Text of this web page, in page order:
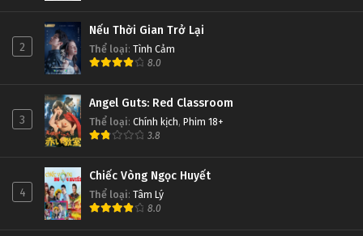
2
Nếu Thời Gian Trở Lại
Thể loại: Tình Cảm
8.0
3
Angel Guts: Red Classroom
Thể loại: Chính kịch, Phim 18+
3.8
4
Chiếc Vòng Ngọc Huyết
Thể loại: Tâm Lý
8.0